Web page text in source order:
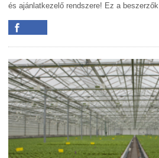
és ajánlatkezelő rendszere! Ez a beszerzők